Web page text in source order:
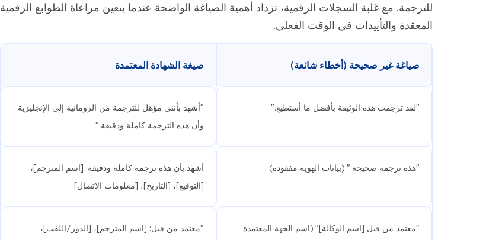
للترجمة. مع غلبة السجلات الرقمية، تزداد أهمية الصياغة الواضحة عندما يتعين مراعاة الطوابع الرقمية
المعقدة والتأييدات في الوقت الفعلي.
صياغة غير صحيحة (أخطاء شائعة) صيغة الشهادة المعتمدة
"لقد ترجمت هذه الوثيقة بأفضل ما أستطيع."
"أشهد بأنني مؤهل للترجمة من الرومانية إلى الإنجليزية
وأن هذه الترجمة كاملة ودقيقة."
"هذه ترجمة صحيحة." (بيانات الهوية مفقودة)
أشهد بأن هذه ترجمة كاملة ودقيقة. [اسم المترجم]،
[التوقيع]، [التاريخ]، [معلومات الاتصال].
"معتمد من قبل [اسم الوكالة]" (اسم الجهة المعتمدة
"معتمد من قبل: [اسم المترجم]، [الدور/اللقب]،